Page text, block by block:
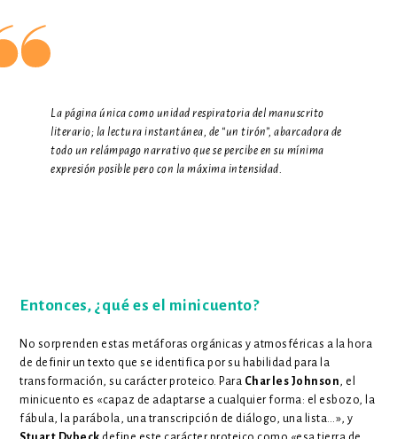
La página única como unidad respiratoria del manuscrito
literario; la lectura instantánea, de “un tirón”, abarcadora de
todo un relámpago narrativo que se percibe en su mínima
expresión posible pero con la máxima intensidad.
Entonces, ¿qué es el minicuento?
No sorprenden estas metáforas orgánicas y atmosféricas a la hora
de definir un texto que se identifica por su habilidad para la
transformación, su carácter proteico. Para Charles Johnson, el
minicuento es «capaz de adaptarse a cualquier forma: el esbozo, la
fábula, la parábola, una transcripción de diálogo, una lista…», y